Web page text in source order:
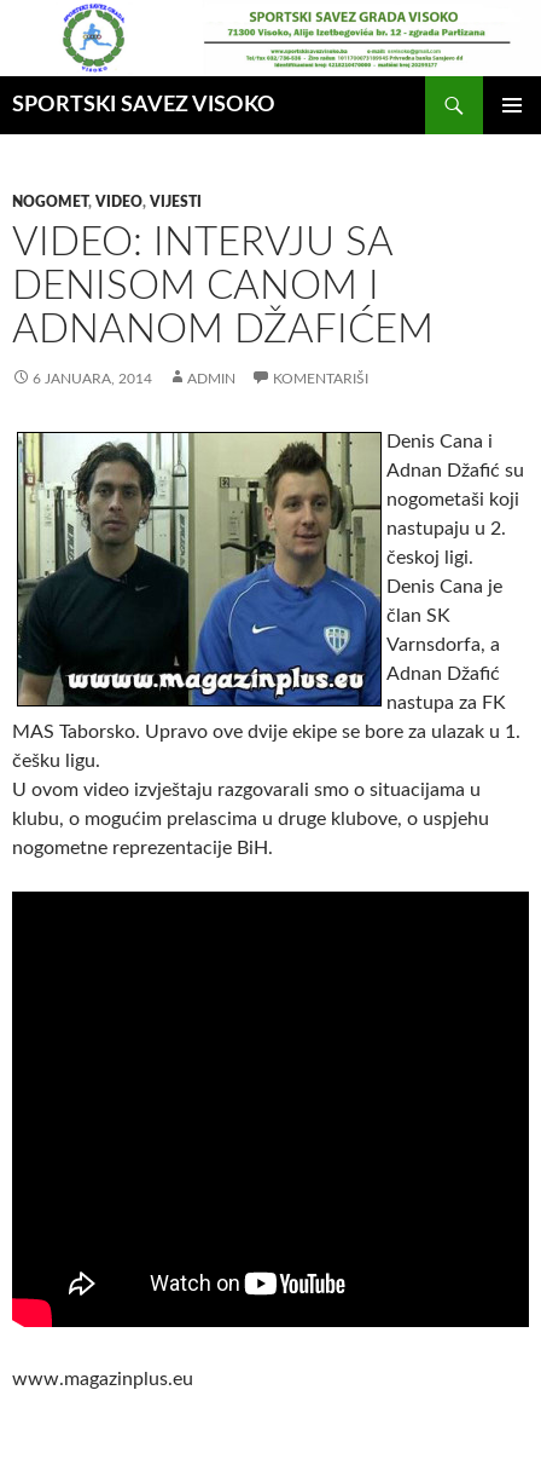
SPORTSKI SAVEZ VISOKO
NOGOMET, VIDEO, VIJESTI
VIDEO: INTERVJU SA
DENISOM CANOM I
ADNANOM DŽAFIĆEM
6 JANUARA, 2014 ADMIN KOMENTARIŠI
Denis Cana i
Adnan Džafić su
nogometaši koji
nastupaju u 2.
českoj ligi.
Denis Cana je
član SK
Varnsdorfa, a
Adnan Džafić
nastupa za FK
MAS Taborsko. Upravo ove dvije ekipe se bore za ulazak u 1.
češku ligu.
U ovom video izvještaju razgovarali smo o situacijama u
klubu, o mogućim prelascima u druge klubove, o uspjehu
nogometne reprezentacije BiH.
www.magazinplus.eu